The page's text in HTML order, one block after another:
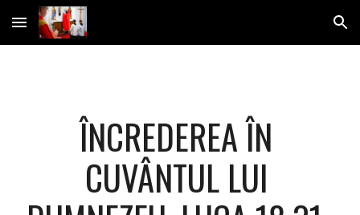
Skip to main content Skip to navigation
ÎNCREDEREA ÎN
CUVÂNTUL LUI